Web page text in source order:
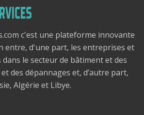
c'est une plateforme innovante
entre, d'une part, les entreprises et
le secteur de bâtiment et des
des dépannages et, d’autre part,
Algérie et Libye.